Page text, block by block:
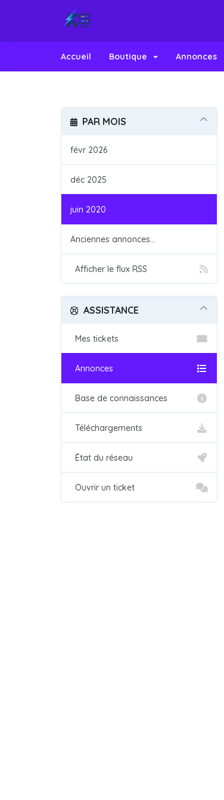
Accueil Boutique Annonces
PAR MOIS
févr 2026
déc 2025
juin 2020
Anciennes annonces...
Afficher le flux RSS
ASSISTANCE
Mes tickets
Annonces
Base de connaissances
Téléchargements
État du réseau
Ouvrir un ticket